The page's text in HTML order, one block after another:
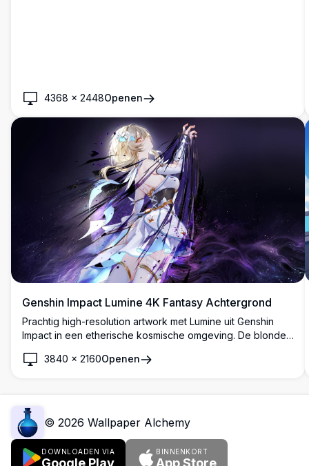
4368 × 2448Openen
Genshin Impact Lumine 4K Fantasy Achtergrond
Prachtig high-resolution artwork met Lumine uit Genshin
Impact in een etherische kosmische omgeving. De blonde
mystieke paarse energie die om haar heen wervelt tegen
3840 × 2160Openen
© 2026 Wallpaper Alchemy
DOWNLOADEN VIA
Google Play
BINNENKORT
App Store